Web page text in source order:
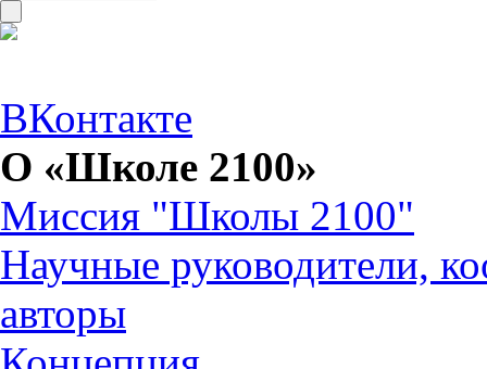
ВКонтакте
О «Школе 2100»
Миссия "Школы 2100"
Научные руководители,
авторы